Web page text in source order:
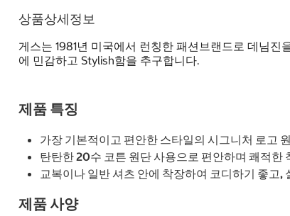
상품상세정보
게스는 1981년 미국에서 런칭한 패션브랜드로 데님
에 민감하고 Stylish함을 추구합니다.
제품 특징
가장 기본적이고 편안한 스타일의 시그니처 로고
탄탄한 20수 코튼 원단 사용으로 편안하며 쾌적한
교복이나 일반 셔츠 안에 착장하여 코디하기 좋고
제품 사양